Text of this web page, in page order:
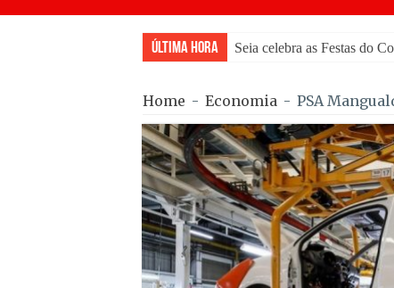
Última Hora GNR de Gouveia
Home - Economia - PSA